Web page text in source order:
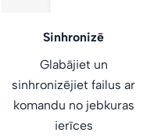
Sinhronizē
Glabājiet un
sinhronizējiet failus ar
komandu no jebkuras
ierīces